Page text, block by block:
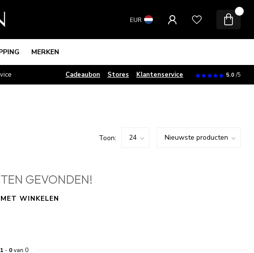
EUR
MERKEN
Cadeaubon Stores Klantenservice 5.0 /5
Toon:
GEVONDEN!
WINKELEN
1 - 0van 0